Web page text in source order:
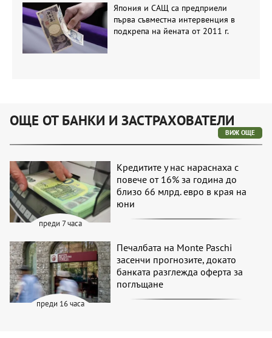
Япония и САЩ са предприели
първа съвместна интервенция в
подкрепа на йената от 2011 г.
ОЩЕ ОТ БАНКИ И ЗАСТРАХОВАТЕЛИ
ВИЖ ОЩЕ
преди 7 часа
Кредитите у нас нараснаха с
повече от 16% за година до
близо 66 млрд. евро в края на
юни
преди 16 часа
Печалбата на Monte Paschi
засенчи прогнозите, докато
банката разглежда оферта за
поглъщане